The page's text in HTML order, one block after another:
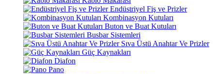
Endüstriyel Fiş ve Prizler
Kombinasyon Kutuları
Buton ve Buat Kutuları
Busbar Sistemleri
Sıva Üstü Anahtar Ve Prizler
Güç Kaynakları
Diafon
Pano